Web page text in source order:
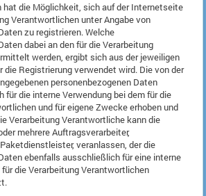
hat die Möglichkeit, sich auf der Internetseite
Verantwortlichen unter Angabe von
zu registrieren. Welche
dabei an den für die Verarbeitung
werden, ergibt sich aus der jeweiligen
die Registrierung verwendet wird. Die von der
personenbezogenen Daten
für die interne Verwendung bei dem für die
und für eigene Zwecke erhoben und
Verarbeitung Verantwortliche kann die
mehrere Auftragsverarbeiter,
veranlassen, der die
ebenfalls ausschließlich für eine interne
die Verarbeitung Verantwortlichen